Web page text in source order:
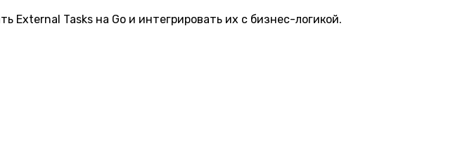
External Tasks на Go и интегрировать их с бизнес-логикой.